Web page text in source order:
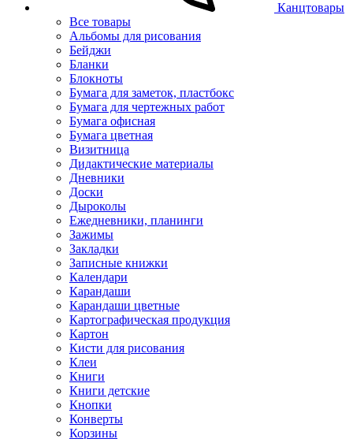
Канцтовары
Все товары
Альбомы для рисования
Бейджи
Бланки
Блокноты
Бумага для заметок, пластбокс
Бумага для чертежных работ
Бумага офисная
Бумага цветная
Визитница
Дидактические материалы
Дневники
Доски
Дыроколы
Ежедневники, планинги
Зажимы
Закладки
Записные книжки
Календари
Карандаши
Карандаши цветные
Картографическая продукция
Картон
Кисти для рисования
Клеи
Книги
Книги детские
Кнопки
Конверты
Корзины